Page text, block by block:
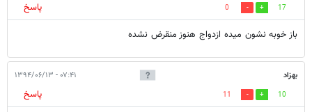
17
0
پاسخ
باز خوبه نشون میده ازدواج هنوز منقرض نشده
بهزاد ۰۷:۴۱ - ۱۳۹۴/۰۶/۱۳
10
11
پاسخ